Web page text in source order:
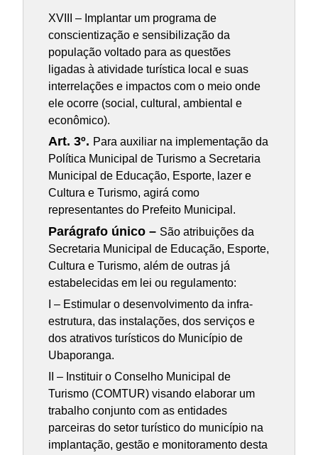
XVIII – Implantar um programa de
conscientização e sensibilização da
população voltado para as questões
ligadas à atividade turística local e suas
interrelações e impactos com o meio onde
ele ocorre (social, cultural, ambiental e
econômico).
Art. 3º. Para auxiliar na implementação da
Política Municipal de Turismo a Secretaria
Municipal de Educação, Esporte, lazer e
Cultura e Turismo, agirá como
representantes do Prefeito Municipal.
Parágrafo único – São atribuições da
Secretaria Municipal de Educação, Esporte,
Cultura e Turismo, além de outras já
estabelecidas em lei ou regulamento:
I – Estimular o desenvolvimento da infra-
estrutura, das instalações, dos serviços e
dos atrativos turísticos do Município de
Ubaporanga.
II – Instituir o Conselho Municipal de
Turismo (COMTUR) visando elaborar um
trabalho conjunto com as entidades
parceiras do setor turístico do município na
implantação, gestão e monitoramento desta